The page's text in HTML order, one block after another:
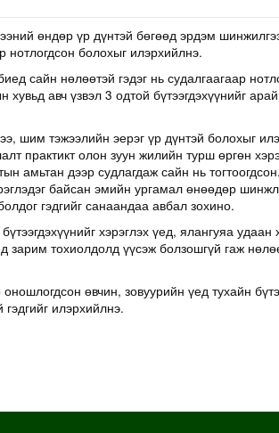
өндөр үр дүнтэй бөгөөд эрдэм
нотлогдсон болохыг илэрхийлнэ.
сайн нөлөөтэй гэдэг нь судалгаагаар
хувьд авч үзвэл 3 одтой бүтээгдэхүүнийг арай
шим тэжээлийн эерэг үр дүнтэй болохыг
практикт олон зуун жилийн турш өргөн
амьтан дээр судлагдаж сайн нь
байсан эмийн ургамал өнөөдөр
гэдгийг санаандаа авбал зохино.
хэрэглэх үед, ялангуяа удаан
зарим тохиолдолд үүсэж болзошгүй гаж
өвчин, зовуурийн үед тухайн
гэдгийг илэрхийлнэ.